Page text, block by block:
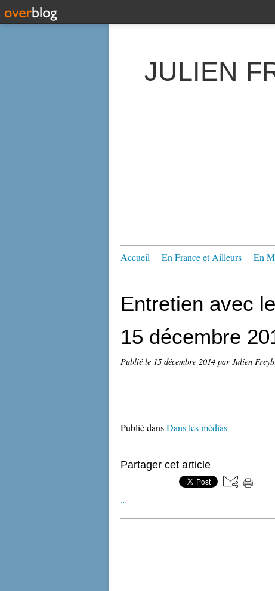
JULIEN
Accueil En France et Ailleurs En
Entretien avec
15 décembre
Publié le 15 décembre 2014 par Julien
Publié dansDans les médias
Partager cet article
…